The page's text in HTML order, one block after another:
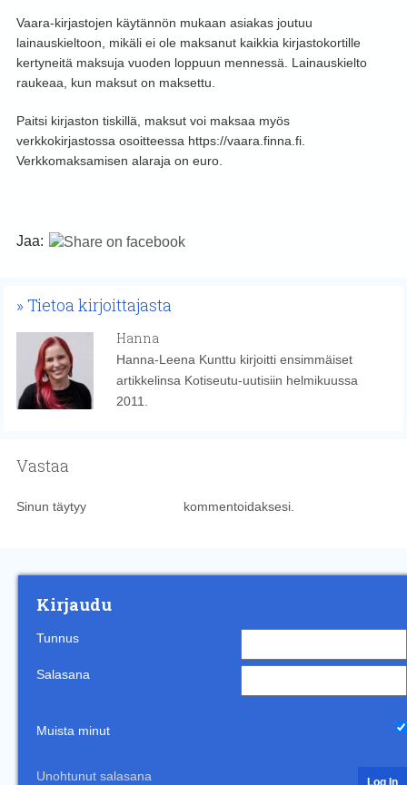
Vaara-kirjastojen käytännön mukaan asiakas joutuu
lainauskieltoon, mikäli ei ole maksanut kaikkia kirjastokortille
kertyneitä maksuja vuoden loppuun mennessä. Lainauskielto
raukeaa, kun maksut on maksettu.
Paitsi kirjaston tiskillä, maksut voi maksaa myös
verkkokirjastossa osoitteessa https://vaara.finna.fi.
Verkkomaksamisen alaraja on euro.
Jaa:
Tietoa kirjoittajasta
Hanna
Hanna-Leena Kunttu kirjoitti ensimmäiset
artikkelinsa Kotiseutu-uutisiin helmikuussa
2011.
Vastaa
Sinun täytyy kommentoidaksesi.
Kirjaudu
Tunnus
Salasana
Muista minut
Unohtunut salasana